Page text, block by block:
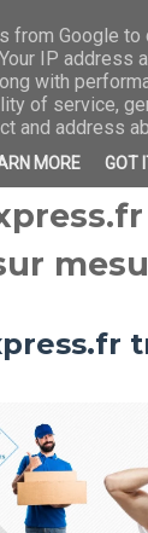
from Google
IP address
with
of service,
and address
MORE GOT